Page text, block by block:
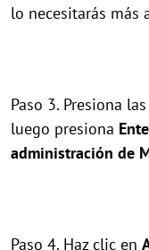
lo necesitarás más
Paso 3. Presiona
luego presiona
administración de
Paso 4. Haz clic en